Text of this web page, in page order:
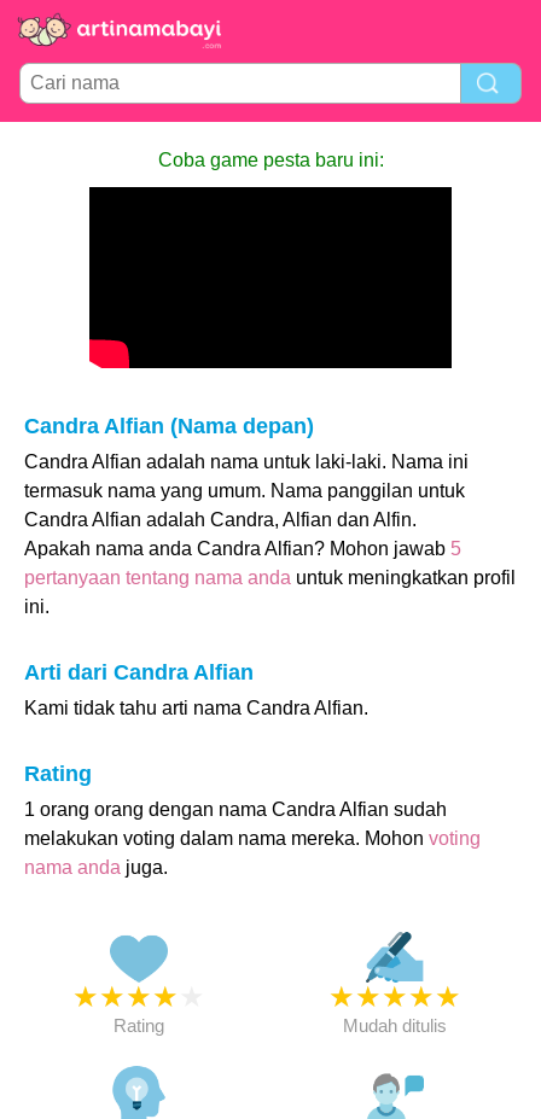
Coba game pesta baru ini:
Candra Alfian (Nama depan)
Candra Alfian adalah nama untuk laki-laki. Nama ini
termasuk nama yang umum. Nama panggilan untuk
Candra Alfian adalah Candra, Alfian dan Alfin.
Apakah nama anda Candra Alfian? Mohon jawab 5
pertanyaan tentang nama anda untuk meningkatkan profil
ini.
Arti dari Candra Alfian
Kami tidak tahu arti nama Candra Alfian.
Rating
1 orang orang dengan nama Candra Alfian sudah
melakukan voting dalam nama mereka. Mohon voting
nama anda juga.
★★★★
Rating
★★★★★
Mudah ditulis